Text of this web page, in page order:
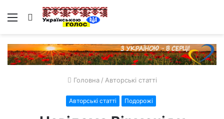
Меню Пошук
Головна / Авторські статті
Авторські статті Подорожі